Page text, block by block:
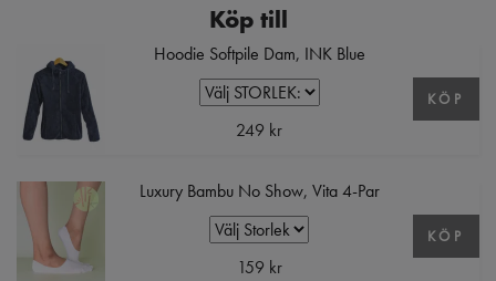
Köp till
Hoodie Softpile Dam, INK Blue
249 kr
KÖP
Luxury Bambu No Show, Vita 4-Par
159 kr
KÖP